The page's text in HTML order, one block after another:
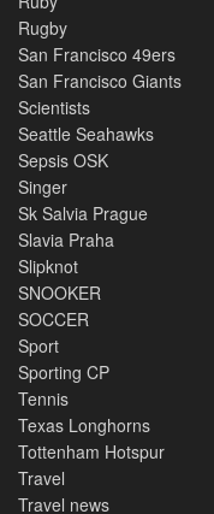
Rugby
San Francisco 49ers
San Francisco Giants
Scientists
Seattle Seahawks
Sepsis OSK
Singer
Sk Salvia Prague
Slavia Praha
Slipknot
SNOOKER
SOCCER
Sport
Sporting CP
Tennis
Texas Longhorns
Tottenham Hotspur
Travel
Travel news